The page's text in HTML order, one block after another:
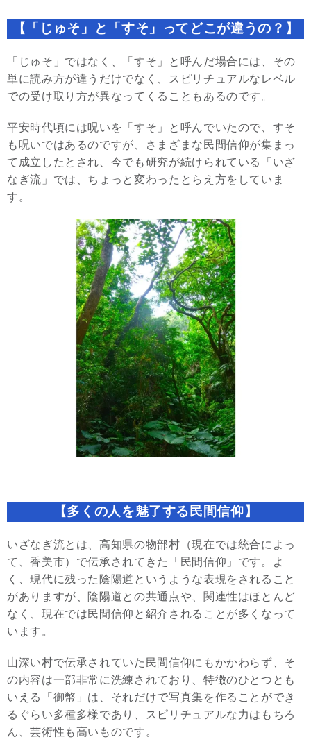
【「じゅそ」と「すそ」ってどこが違うの？】
「じゅそ」ではなく、「すそ」と呼んだ場合には、その
単に読み方が違うだけでなく、スピリチュアルなレベル
での受け取り方が異なってくることもあるのです。
平安時代頃には呪いを「すそ」と呼んでいたので、すそ
も呪いではあるのですが、さまざまな民間信仰が集まっ
て成立したとされ、今でも研究が続けられている「いざ
なぎ流」では、ちょっと変わったとらえ方をしていま
す。
【多くの人を魅了する民間信仰】
いざなぎ流とは、高知県の物部村（現在では統合によっ
て、香美市）で伝承されてきた「民間信仰」です。よ
く、現代に残った陰陽道というような表現をされること
がありますが、陰陽道との共通点や、関連性はほとんど
なく、現在では民間信仰と紹介されることが多くなって
います。
山深い村で伝承されていた民間信仰にもかかわらず、そ
の内容は一部非常に洗練されており、特徴のひとつとも
いえる「御幣」は、それだけで写真集を作ることができ
るぐらい多種多様であり、スピリチュアルな力はもちろ
ん、芸術性も高いものです。